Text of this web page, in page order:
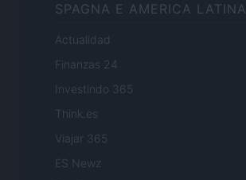
SPAGNA E AMERICA LATINA
Actualidad
Finanzas 24
Investindo 365
Think.es
Viajar 365
ES Newz